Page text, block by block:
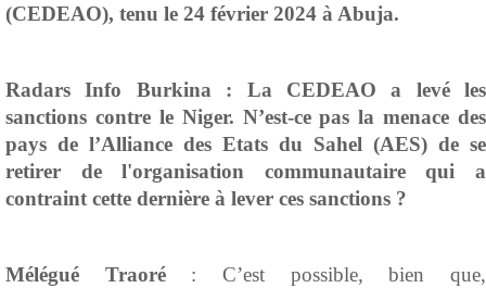
(CEDEAO), tenu le 24 février 2024 à Abuja.
Radars Info Burkina : La CEDEAO a levé les
sanctions contre le Niger. N’est-ce pas la menace des
pays de l’Alliance des Etats du Sahel (AES) de se
retirer de l'organisation communautaire qui a
contraint cette dernière à lever ces sanctions ?
Mélégué Traoré: C’est possible, bien que,